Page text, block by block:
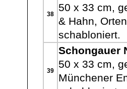
38
50 x 33 cm,
& Hahn,
schabloniert.
39
Schongauer
50 x 33 cm,
Münchener